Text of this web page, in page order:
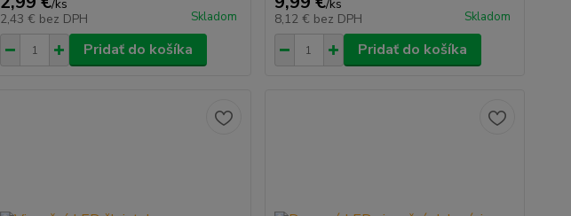
/ks
2,43 € bez DPH Skladom
Pridať do košíka
/ks
8,12 € bez DPH Skladom
Pridať do košíka